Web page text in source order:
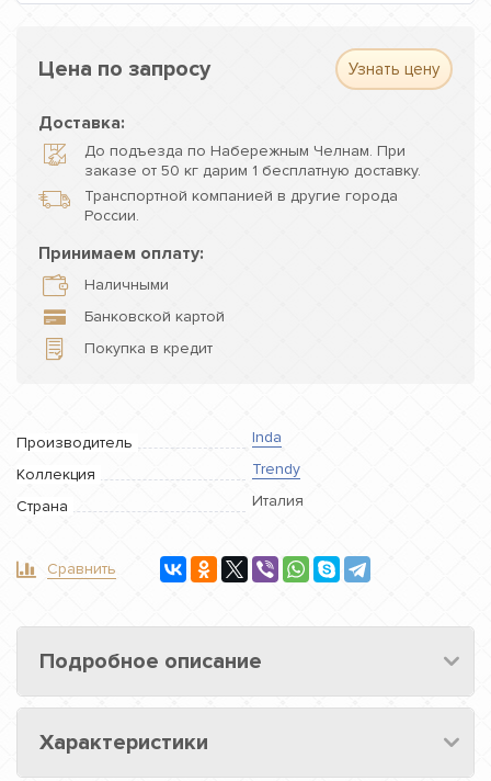
Цена по запросу Узнать цену
Доставка:
До подъезда по Набережным Челнам. При
заказе от 50 кг дарим 1 бесплатную доставку.
Транспортной компанией в другие города
России.
Принимаем оплату:
Наличными
Банковской картой
Покупка в кредит
Производитель
Inda
Коллекция
Trendy
Страна
Италия
Сравнить
Подробное описание
Характеристики